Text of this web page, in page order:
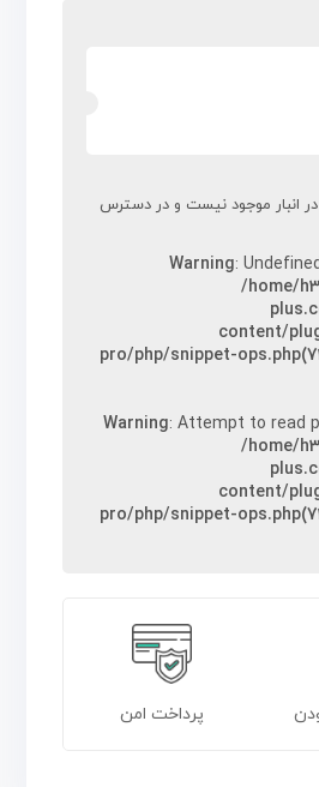
انبار موجود نیست و در دسترس
Warning:
/home/
content/
pro/php/snippet-
Warning: Attempt to read
/home/
content/
pro/php/snippet-
پرداخت امن